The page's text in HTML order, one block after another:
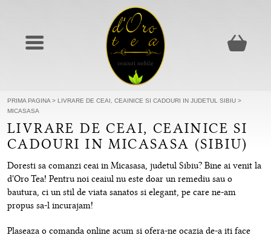
PRIMA PAGINA > LIVRARE DE CEAI, CEAINICE SI CADOURI IN JUDETUL SIBIU >
MICASASA
LIVRARE DE CEAI, CEAINICE SI
CADOURI IN MICASASA (SIBIU)
Doresti sa comanzi ceai in Micasasa, judetul Sibiu? Bine ai venit la
d'Oro Tea! Pentru noi ceaiul nu este doar un remediu sau o
bautura, ci un stil de viata sanatos si elegant, pe care ne-am
propus sa-l incurajam!
Plaseaza o comanda online acum si ofera-ne ocazia de-a iti face